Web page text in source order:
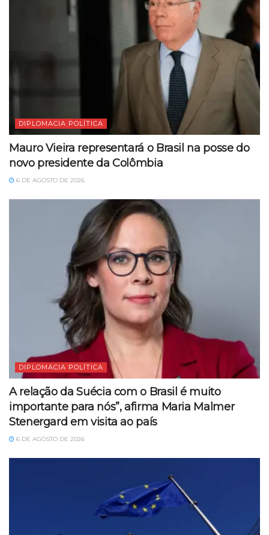
DIPLOMACIA POLÍTICA
Mauro Vieira representará o Brasil na posse do
novo presidente da Colômbia
6 DE AGOSTO DE 2026
DIPLOMACIA POLÍTICA
A relação da Suécia com o Brasil é muito
importante para nós”, afirma Maria Malmer
Stenergard em visita ao país
6 DE AGOSTO DE 2026